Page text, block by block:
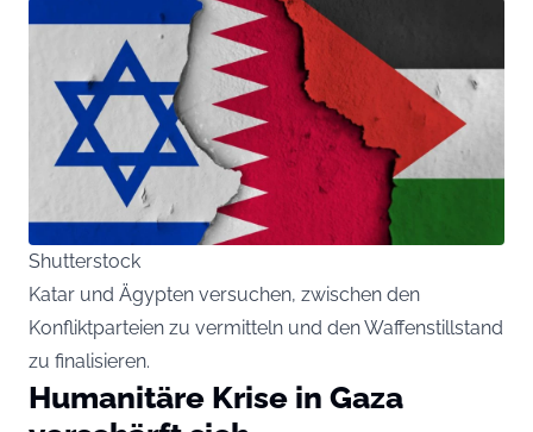
Shutterstock
Katar und Ägypten versuchen, zwischen den
Konfliktparteien zu vermitteln und den Waffenstillstand
zu finalisieren.
Humanitäre Krise in Gaza